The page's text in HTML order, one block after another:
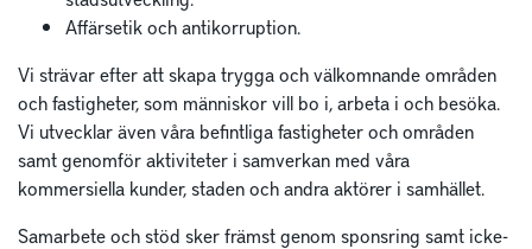
Affärsetik och antikorruption.
Vi strävar efter att skapa trygga och välkomnande områden
och fastigheter, som människor vill bo i, arbeta i och besöka.
Vi utvecklar även våra befintliga fastigheter och områden
samt genomför aktiviteter i samverkan med våra
kommersiella kunder, staden och andra aktörer i samhället.
Samarbete och stöd sker främst genom sponsring samt icke-